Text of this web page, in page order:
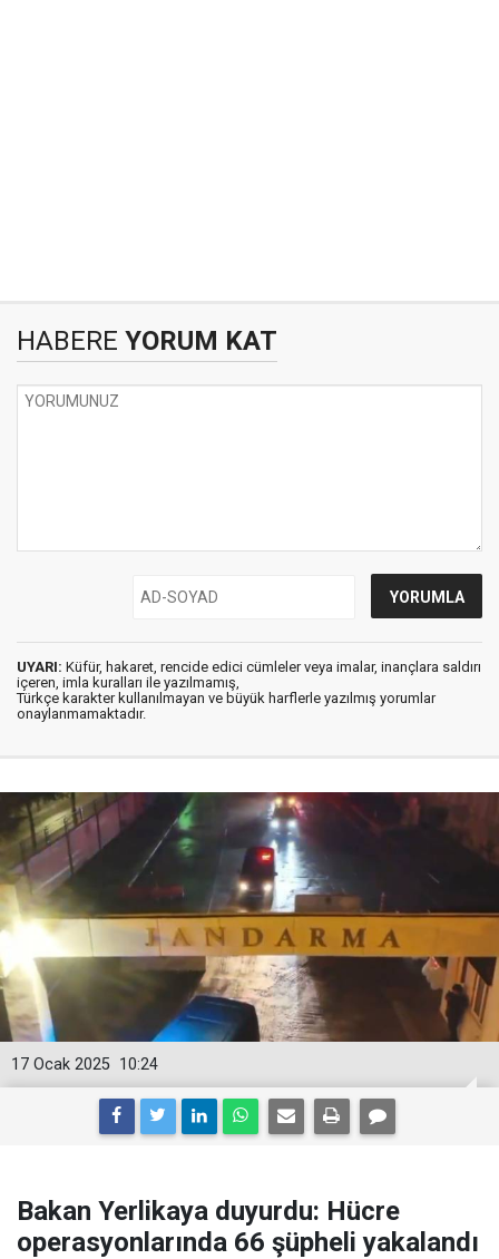
HABERE YORUM KAT
UYARI: Küfür, hakaret, rencide edici cümleler veya imalar, inançlara saldırı
içeren, imla kuralları ile yazılmamış,
Türkçe karakter kullanılmayan ve büyük harflerle yazılmış yorumlar
onaylanmamaktadır.
10:24
17 Ocak 2025
Bakan Yerlikaya duyurdu: Hücre
operasyonlarında 66 şüpheli yakalandı